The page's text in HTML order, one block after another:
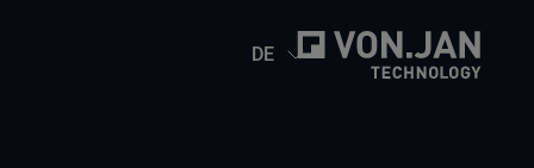
DE